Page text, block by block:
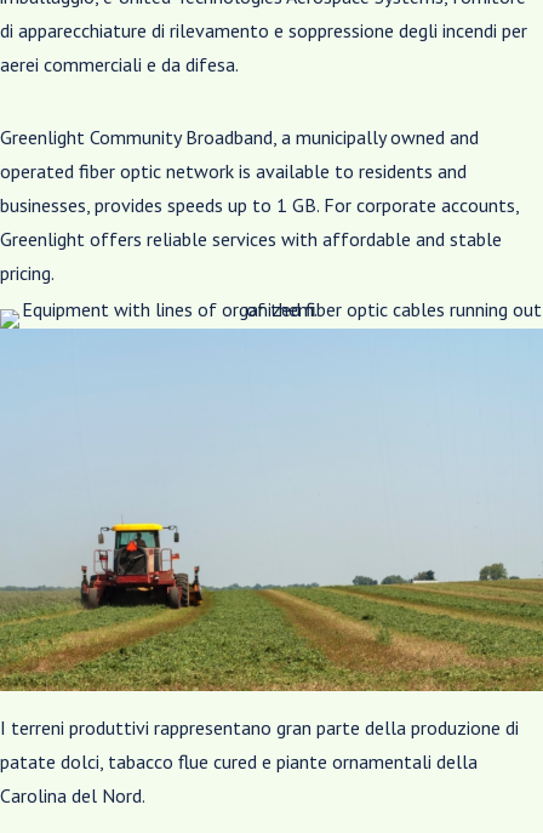
di apparecchiature di rilevamento e soppressione degli incendi per
aerei commerciali e da difesa.
Greenlight Community Broadband, a municipally owned and
operated fiber optic network is available to residents and
businesses, provides speeds up to 1 GB. For corporate accounts,
Greenlight offers reliable services with affordable and stable
pricing.
I terreni produttivi rappresentano gran parte della produzione di
patate dolci, tabacco flue cured e piante ornamentali della
Carolina del Nord.